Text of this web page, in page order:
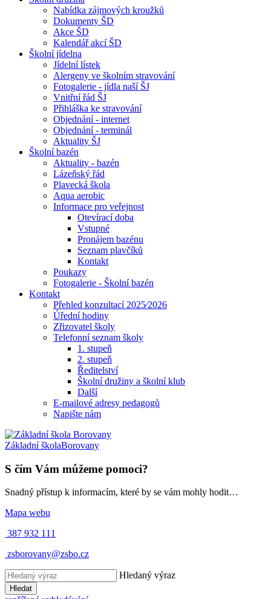
Nabídka zájmových kroužků
Dokumenty ŠD
Akce ŠD
Kalendář akcí ŠD
Školní jídelna
Jídelní lístek
Alergeny ve školním stravování
Fotogalerie - jídla naší ŠJ
Vnitřní řád ŠJ
Přihláška ke stravování
Objednání - internet
Objednání - terminál
Aktuality ŠJ
Školní bazén
Aktuality - bazén
Lázeňský řád
Plavecká škola
Aqua aerobic
Informace pro veřejnost
Otevírací doba
Vstupné
Pronájem bazénu
Seznam plavčíků
Kontakt
Poukazy
Fotogalerie - Školní bazén
Kontakt
Přehled konzultací 2025⁄2026
Úřední hodiny
Zřizovatel školy
Telefonní seznam školy
1. stupeň
2. stupeň
Ředitelství
Školní družiny a školní klub
Další
E-mailové adresy pedagogů
Napište nám
Základní školaBorovany
S čím Vám můžeme pomoci?
Snadný přístup k informacím, které by se vám mohly hodit…
Mapa webu
387 932 111
zsborovany@zsbo.cz
Hledaný výraz
Hledat